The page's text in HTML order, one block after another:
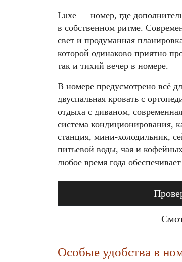
Luxe — номер, где
в собственном ритме.
свет и продуманная
которой одинаково приятно
так и тихий вечер в номере.
В номере предусмотрено всё
двуспальная кровать с
отдыха с диваном,
система кондиционирования,
станция, мини-холодильник,
питьевой воды, чая и
любое время года
Особые удобства в